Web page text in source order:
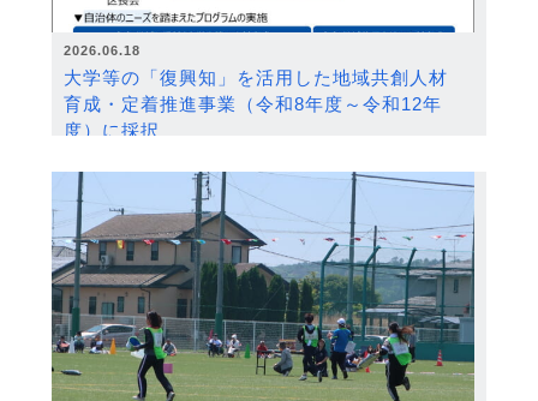
2026.06.18
大学等の「復興知」を活用した地域共創人材
育成・定着推進事業（令和8年度～令和12年
度）に採択